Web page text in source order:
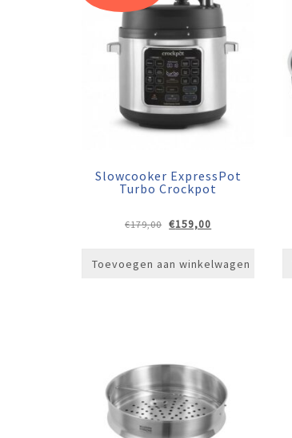
Slowcooker ExpressPot
Turbo Crockpot
€179,00 Oorspronkelijke
€179,00.
€159,00
€159,00.
Toevoegen aan winkelwagen